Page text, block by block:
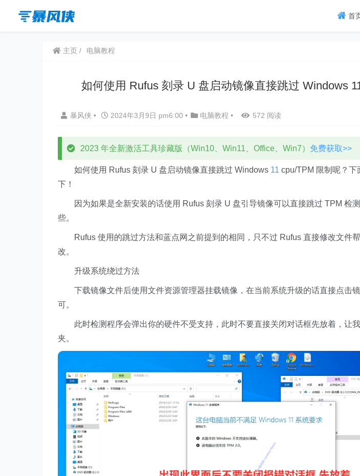
首
主页 电脑教程
如何使用 Rufus 刻录 U 盘启动镜像直接跳过 Windows
暴风侠 • 2024年3月9日 pm6:00 • 电脑教程 • 572 阅读
2023 年全新激活工具珍藏版（Win10、Win11、Office、Win7） 免费获取>>
如何使用 Rufus 刻录 U 盘启动镜像直接跳过 Windows 11 cpu/TPM 限制呢？下
下！
因为如果是全新安装的话使用 Rufus 刻录 U 盘引导镜像可以直接跳过 TPM 检
些。
Rufus 使用的跳过方法和蓝点网之前提到的相同，只不过 Rufus 直接修改文件
改。
升级系统绕过方法
下载镜像文件后使用文件资源管理器挂载镜像，在当前系统升级的话直接点击
可。
此时检测程序会弹出你的硬件不受支持，此时不要直接关闭对话框先放着，让
夹。